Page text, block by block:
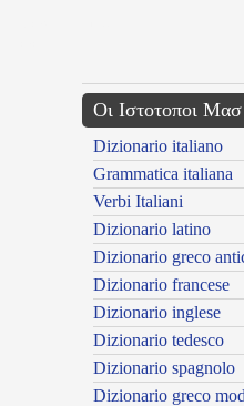
Οι Ιστοτοποι Μασ
Dizionario italiano
Grammatica italiana
Verbi Italiani
Dizionario latino
Dizionario greco
Dizionario francese
Dizionario inglese
Dizionario tedesco
Dizionario spagnolo
Dizionario greco